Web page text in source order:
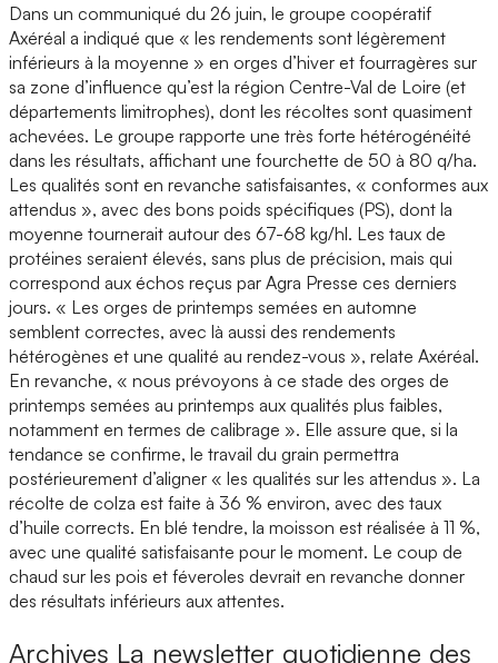
Dans un communiqué du 26 juin, le groupe coopératif
Axéréal a indiqué que « les rendements sont légèrement
inférieurs à la moyenne » en orges d’hiver et fourragères sur
sa zone d’influence qu’est la région Centre-Val de Loire (et
départements limitrophes), dont les récoltes sont quasiment
achevées. Le groupe rapporte une très forte hétérogénéité
dans les résultats, affichant une fourchette de 50 à 80 q/ha.
Les qualités sont en revanche satisfaisantes, « conformes aux
attendus », avec des bons poids spécifiques (PS), dont la
moyenne tournerait autour des 67-68 kg/hl. Les taux de
protéines seraient élevés, sans plus de précision, mais qui
correspond aux échos reçus par Agra Presse ces derniers
jours. « Les orges de printemps semées en automne
semblent correctes, avec là aussi des rendements
hétérogènes et une qualité au rendez-vous », relate Axéréal.
En revanche, « nous prévoyons à ce stade des orges de
printemps semées au printemps aux qualités plus faibles,
notamment en termes de calibrage ». Elle assure que, si la
tendance se confirme, le travail du grain permettra
postérieurement d’aligner « les qualités sur les attendus ». La
récolte de colza est faite à 36 % environ, avec des taux
d’huile corrects. En blé tendre, la moisson est réalisée à 11 %,
avec une qualité satisfaisante pour le moment. Le coup de
chaud sur les pois et féveroles devrait en revanche donner
des résultats inférieurs aux attentes.
Archives La newsletter quotidienne des